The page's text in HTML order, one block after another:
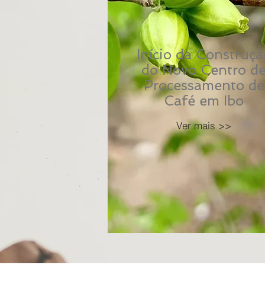
Início da
do Novo Centro
Processamento de
Café em Ibo
Ver mais >>